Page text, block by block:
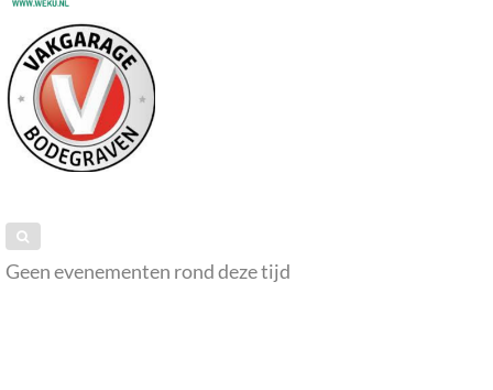
Geen evenementen rond deze tijd